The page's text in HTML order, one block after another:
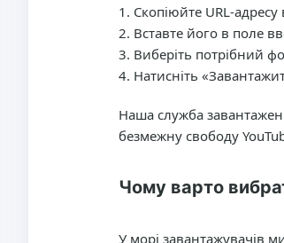
Скопіюйте URL-
Вставте його в поле
Виберіть потрібний
Натисніть
Наша служба
безмежну свободу
Чому варто
У морі завантажувачів